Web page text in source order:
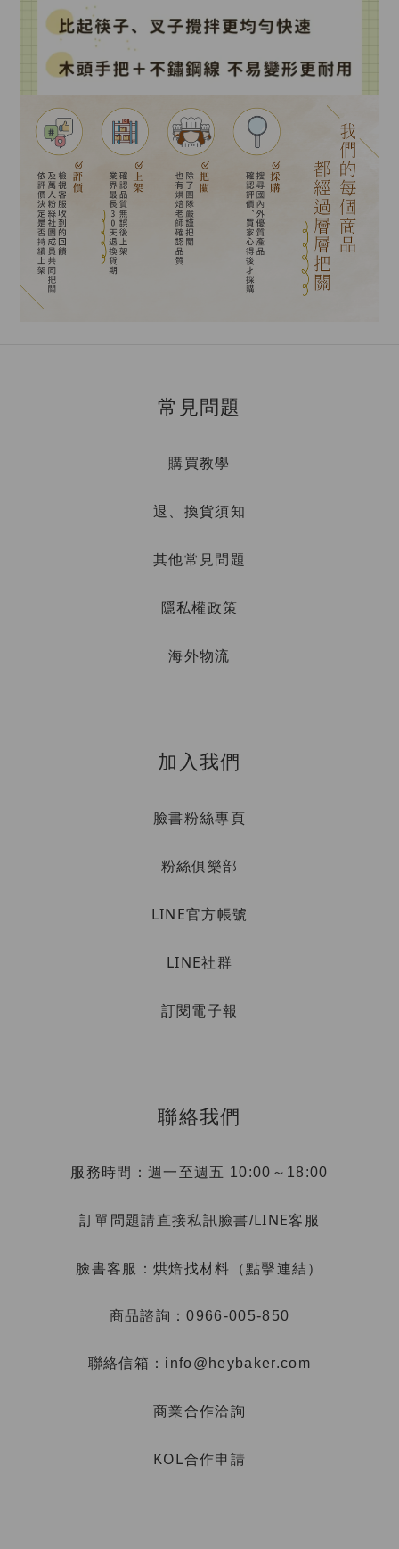
常見問題
購買教學
退、換貨須知
其他常見問題
隱私權政策
海外物流
加入我們
臉書粉絲專頁
粉絲俱樂部
LINE官方帳號
LINE社群
訂閱電子報
聯絡我們
服務時間：週一至週五 10:00～18:00
訂單問題請直接私訊臉書/LINE客服
臉書客服： 烘焙找材料（點擊連結）
商品諮詢：0966-005-850
聯絡信箱：info@heybaker.com
商業合作洽詢
KOL合作申請